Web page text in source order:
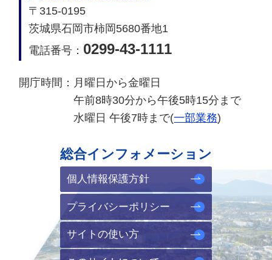
〒315-0195
茨城県石岡市柿岡5680番地1
電話番号： 0299-43-1111
開庁時間： 月曜日から金曜日
午前8時30分から午後5時15分まで
水曜日 午後7時まで(一部業務)
総合インフォメーション
個人情報保護方針
プライバシーポリシー
サイトの使い方